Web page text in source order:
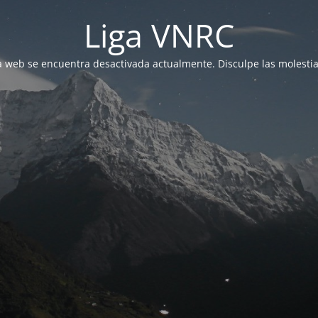
Liga VNRC
web se encuentra desactivada actualmente. Disculpe las